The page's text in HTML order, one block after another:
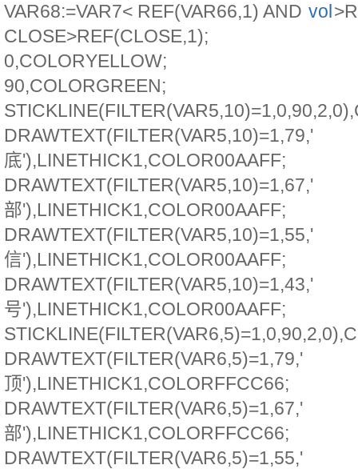
VAR68:=VAR7< REF(VAR66,1) AND vol
CLOSE>REF(CLOSE,1);
0,COLORYELLOW;
90,COLORGREEN;
DRAWTEXT(FILTER(VAR5,10)=1,79,'
底'),LINETHICK1,COLOR00AAFF;
DRAWTEXT(FILTER(VAR5,10)=1,67,'
部'),LINETHICK1,COLOR00AAFF;
DRAWTEXT(FILTER(VAR5,10)=1,55,'
信'),LINETHICK1,COLOR00AAFF;
DRAWTEXT(FILTER(VAR5,10)=1,43,'
号'),LINETHICK1,COLOR00AAFF;
DRAWTEXT(FILTER(VAR6,5)=1,79,'
顶'),LINETHICK1,COLORFFCC66;
DRAWTEXT(FILTER(VAR6,5)=1,67,'
部'),LINETHICK1,COLORFFCC66;
DRAWTEXT(FILTER(VAR6,5)=1,55,'